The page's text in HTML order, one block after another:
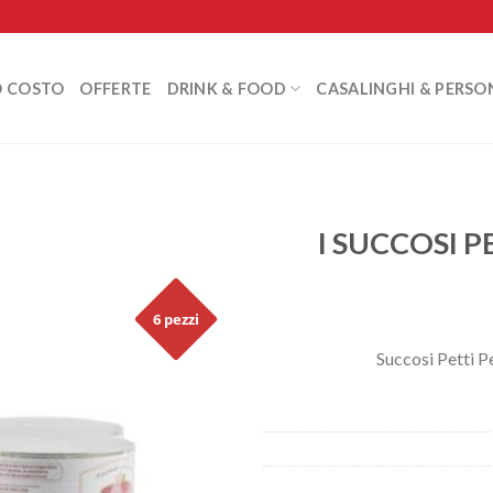
COSTO OFFERTE DRINK & FOOD CASALINGHI &
6 pezzi
I SUCCOSI
Succosi Petti